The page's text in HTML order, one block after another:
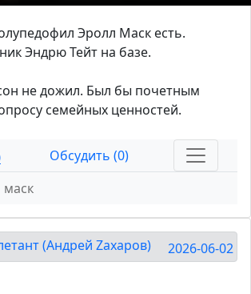
Эролл Маск есть.
Эндрю Тейт на базе.
не дожил. Был бы почетным
семейных ценностей.
Обсудить (0)
маск
(Андрей Zахаров) 2026-06-02